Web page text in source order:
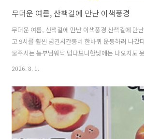
무더운 여름, 산책길에 만난 이색풍경
무더운 여름, 산책길에 만난 이색풍경 산책길에 만
고 9시를 훨씬 넘긴시간동네 한바퀴 운동하러 나갔
물주시는 농부님워낙 덥다보니한낮에는 나오지도
물을 주고 계신다.지나가면서 날아오는 물사례에시
si=tOAvZ5KCmSoWvz7x 산책길에 만난 이색풍
훨씬 넘긴시간 동네 한바퀴 운동하러 나갔다.밭에
에 드는 동영상과 음악을 감상하고, 직접 만든 콘텐
구, 가족뿐 아니라 전 세계 사람들과 콘텐츠를 공유
다.www.youtube.com
2026. 8. 1.